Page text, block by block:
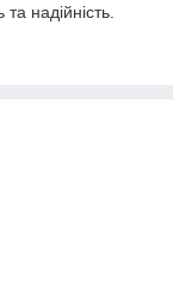
надійність.